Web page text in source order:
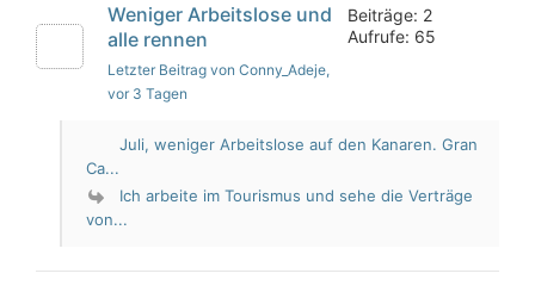
Weniger Arbeitslose und
alle rennen
Letzter Beitrag von Conny_Adeje,
vor 3 Tagen
Beiträge: 2
Aufrufe: 65
Juli, weniger Arbeitslose auf den Kanaren. Gran
Ca...
Ich arbeite im Tourismus und sehe die Verträge
von...